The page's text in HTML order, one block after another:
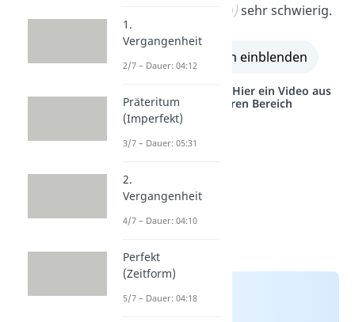
(sein)sehr schwierig.
alle Lösungen einblenden
Studyflix vernetzt: Hier ein Video aus
einem anderen Bereich
1.
Vergangenheit
2/7 – Dauer: 04:12
Präteritum
(Imperfekt)
3/7 – Dauer: 05:31
2.
Vergangenheit
4/7 – Dauer: 04:10
Perfekt
(Zeitform)
5/7 – Dauer: 04:18